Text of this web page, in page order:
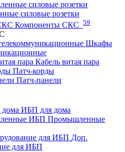
силовые розетки
Компоненты СКС 59
Шкафы
Кабель витая пара
Патч-корды
Патч-панели
ИБП для дома
Промышленные
Доп.
для ИБП